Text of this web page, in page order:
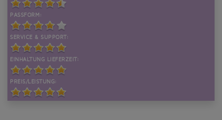
PASSFORM:
SERVICE & SUPPORT:
EINHALTUNG LIEFERZEIT:
PREIS/LEISTUNG: